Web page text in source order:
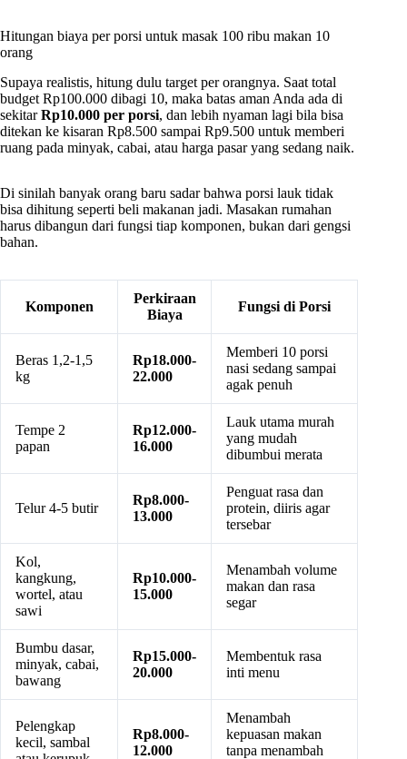
Hitungan biaya per porsi untuk masak 100 ribu makan 10
orang
Supaya realistis, hitung dulu target per orangnya. Saat total
budget Rp100.000 dibagi 10, maka batas aman Anda ada di
sekitarRp10.000 per porsi, dan lebih nyaman lagi bila bisa
ditekan ke kisaran Rp8.500 sampai Rp9.500 untuk memberi
ruang pada minyak, cabai, atau harga pasar yang sedang naik.
Di sinilah banyak orang baru sadar bahwa porsi lauk tidak
bisa dihitung seperti beli makanan jadi. Masakan rumahan
harus dibangun dari fungsi tiap komponen, bukan dari gengsi
bahan.
Komponen
Perkiraan
Biaya
Fungsi di Porsi
Beras 1,2-1,5
kg
Rp18.000-
22.000
Memberi 10 porsi
nasi sedang sampai
agak penuh
Tempe 2
papan
Rp12.000-
16.000
Lauk utama murah
yang mudah
dibumbui merata
Telur 4-5 butir
Rp8.000-
13.000
Penguat rasa dan
protein, diiris agar
tersebar
Kol,
kangkung,
wortel, atau
sawi
Rp10.000-
15.000
Menambah volume
makan dan rasa
segar
Bumbu dasar,
minyak, cabai,
bawang
Rp15.000-
20.000
Membentuk rasa
inti menu
Pelengkap
kecil, sambal
Rp8.000-
12.000
Menambah
kepuasan makan
tanpa menambah